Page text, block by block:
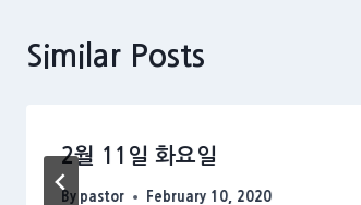
Similar Posts
2월 11일 화요일
By pastor February 10, 2020